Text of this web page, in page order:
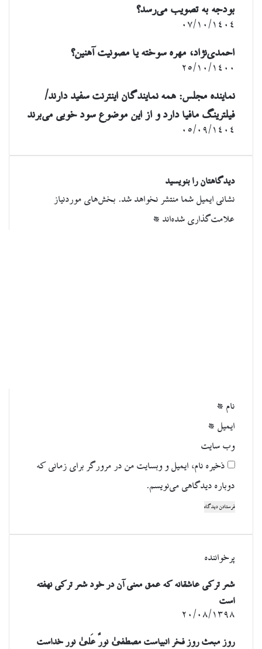
بودجه به تصویب می‌رسد؟
۰۷/۱۰/۱۴۰۴
احمدی‌نژاد، مهره سوخته یا مصونیت آهنین؟
۲۵/۱۰/۱۴۰۰
نماینده مجلس: همه نمایندگان اینترنت سفید دارند/
فیلترینگ مافیا دارد و از این موضوع سود خوبی می‌برند
۰۵/۰۹/۱۴۰۴
دیدگاهتان را بنویسید
نشانی ایمیل شما منتشر نخواهد شد. بخش‌های موردنیاز
علامت‌گذاری شده‌اند *
نام *
ایمیل *
وب‌ سایت
ذخیره نام، ایمیل و وبسایت من در مرورگر برای زمانی که
دوباره دیدگاهی می‌نویسم.
پرخواننده
شعر ترکی عاشقانه که عمق معنی آن در خود شعر ترکی نهفته
است
۲۰/۰۸/۱۳۹۸
روز مبعث روز فخر انبیاست مصطفیٰ نورٌ عَلیٰ نور خداست